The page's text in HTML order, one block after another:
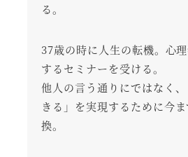
る。
37歳の時に人生の転機。心
するセミナーを受ける。
他人の言う通りにではなく
きる」を実現するために今
換。